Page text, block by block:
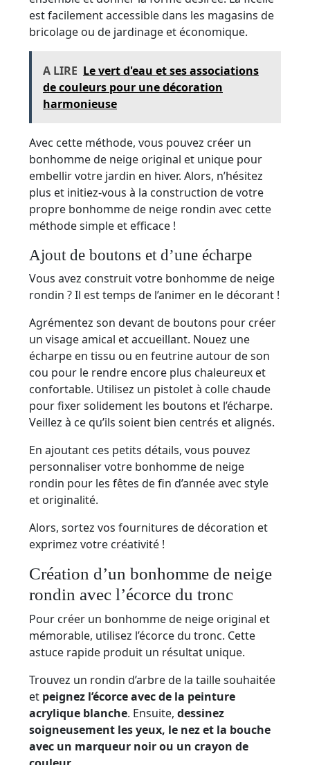
est facilement accessible dans les magasins de
bricolage ou de jardinage et économique.
A LIRE Le vert d'eau et ses associations
de couleurs pour une décoration
harmonieuse
Avec cette méthode, vous pouvez créer un
bonhomme de neige original et unique pour
embellir votre jardin en hiver. Alors, n’hésitez
plus et initiez-vous à la construction de votre
propre bonhomme de neige rondin avec cette
méthode simple et efficace !
Ajout de boutons et d’une écharpe
Vous avez construit votre bonhomme de neige
rondin ? Il est temps de l’animer en le décorant !
Agrémentez son devant de boutons pour créer
un visage amical et accueillant. Nouez une
écharpe en tissu ou en feutrine autour de son
cou pour le rendre encore plus chaleureux et
confortable. Utilisez un pistolet à colle chaude
pour fixer solidement les boutons et l’écharpe.
Veillez à ce qu’ils soient bien centrés et alignés.
En ajoutant ces petits détails, vous pouvez
personnaliser votre bonhomme de neige
rondin pour les fêtes de fin d’année avec style
et originalité.
Alors, sortez vos fournitures de décoration et
exprimez votre créativité !
Création d’un bonhomme de neige
rondin avec l’écorce du tronc
Pour créer un bonhomme de neige original et
mémorable, utilisez l’écorce du tronc. Cette
astuce rapide produit un résultat unique.
Trouvez un rondin d’arbre de la taille souhaitée
et peignez l’écorce avec de la peinture
acrylique blanche. Ensuite, dessinez
soigneusement les yeux, le nez et la bouche
avec un marqueur noir ou un crayon de